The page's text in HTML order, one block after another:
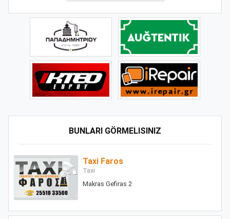
BUNLARI GÖRMELISINIZ
Taxi Faros
Taxi
Makras Gefiras 2